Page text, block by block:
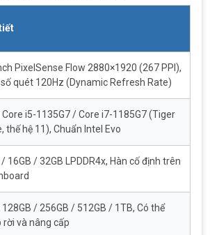
PixelSense Flow 2880×1920 (267 PPI),
quét 120Hz (Dynamic Refresh Rate)
Core i5-1135G7 / Core i7-1185G7 (Tiger
thế hệ 11), Chuẩn Intel Evo
/ 16GB / 32GB LPDDR4x, Hàn cố định trên
128GB / 256GB / 512GB / 1TB, Có thể
rời và nâng cấp